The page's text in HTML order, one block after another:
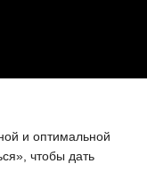
и оптимальной
чтобы дать